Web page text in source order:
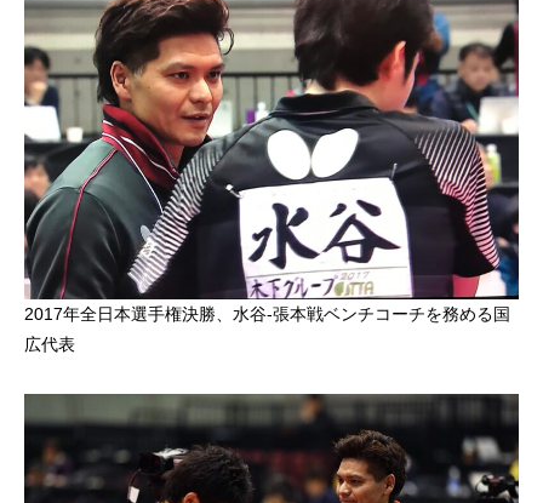
2017年全日本選手権決勝、水谷-張本戦ベンチコーチを務める国
広代表